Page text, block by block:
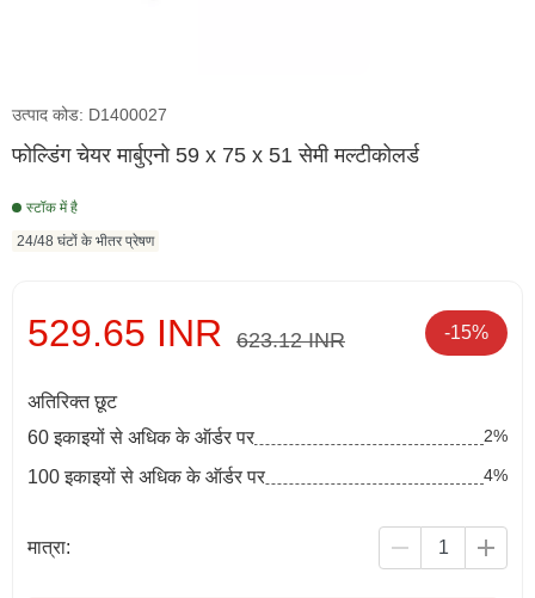
उत्पाद कोड: D1400027
फोल्डिंग चेयर मार्बुएनो 59 x 75 x 51 सेमी मल्टीकोलर्ड
स्टॉक में है
24/48 घंटों के भीतर प्रेषण
529.65 INR 623.12 INR -15%
अतिरिक्त छूट
60 इकाइयों से अधिक के ऑर्डर पर
2%
100 इकाइयों से अधिक के ऑर्डर पर 4%
मात्रा: